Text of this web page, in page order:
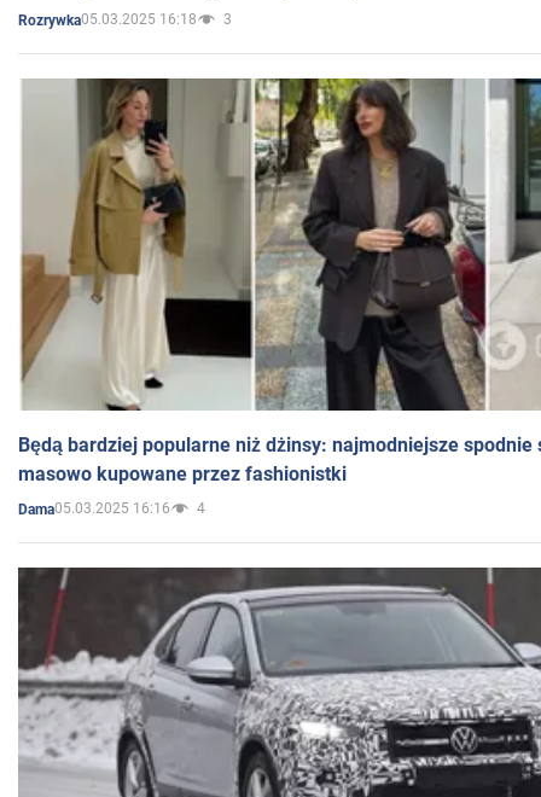
Rozrywka05.03.2025 16:18 3
Będą bardziej popularne niż dżinsy: najmodniejsze spodnie
masowo kupowane przez fashionistki
Dama05.03.2025 16:16 4